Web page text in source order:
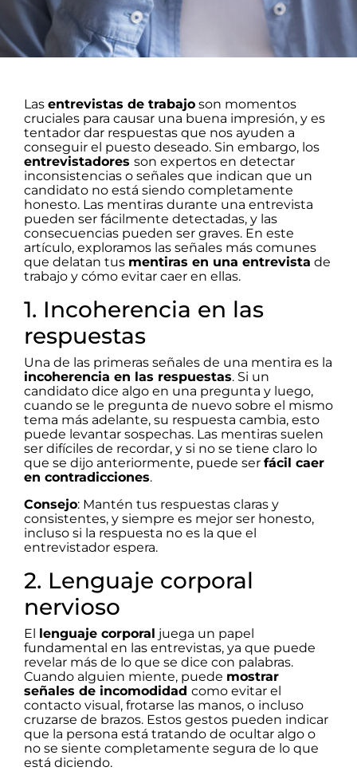
Las entrevistas de trabajo son momentos
cruciales para causar una buena impresión, y es
tentador dar respuestas que nos ayuden a
conseguir el puesto deseado. Sin embargo, los
entrevistadores son expertos en detectar
inconsistencias o señales que indican que un
candidato no está siendo completamente
honesto. Las mentiras durante una entrevista
pueden ser fácilmente detectadas, y las
consecuencias pueden ser graves. En este
artículo, exploramos las señales más comunes
que delatan tus mentiras en una entrevista de
trabajo y cómo evitar caer en ellas.
1. Incoherencia en las
respuestas
Una de las primeras señales de una mentira es la
incoherencia en las respuestas. Si un
candidato dice algo en una pregunta y luego,
cuando se le pregunta de nuevo sobre el mismo
tema más adelante, su respuesta cambia, esto
puede levantar sospechas. Las mentiras suelen
ser difíciles de recordar, y si no se tiene claro lo
que se dijo anteriormente, puede ser fácil caer
en contradicciones.
Consejo: Mantén tus respuestas claras y
consistentes, y siempre es mejor ser honesto,
incluso si la respuesta no es la que el
entrevistador espera.
2. Lenguaje corporal
nervioso
El lenguaje corporal juega un papel
fundamental en las entrevistas, ya que puede
revelar más de lo que se dice con palabras.
Cuando alguien miente, puede mostrar
señales de incomodidad como evitar el
contacto visual, frotarse las manos, o incluso
cruzarse de brazos. Estos gestos pueden indicar
que la persona está tratando de ocultar algo o
no se siente completamente segura de lo que
está diciendo.